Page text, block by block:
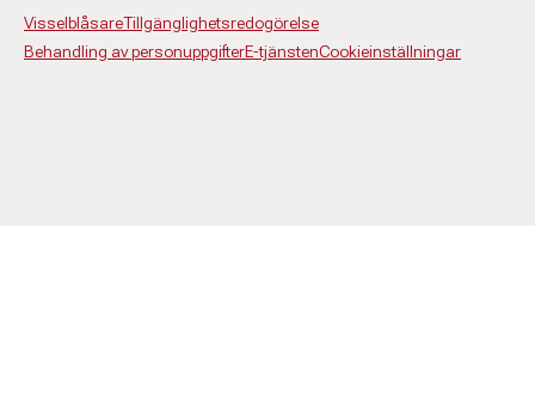
VisselblåsareTillgänglighetsredogörelse
Behandling av personuppgifterE-tjänstenCookieinställningar